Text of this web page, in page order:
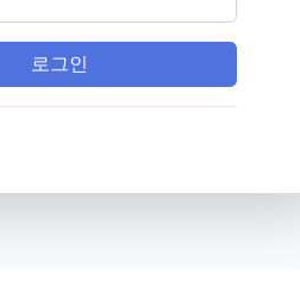
로그인